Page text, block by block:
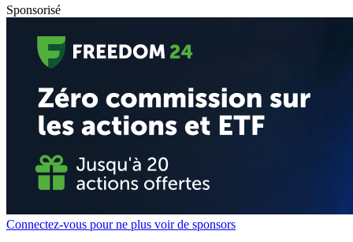
Sponsorisé
Connectez-vous pour ne plus voir de sponsors